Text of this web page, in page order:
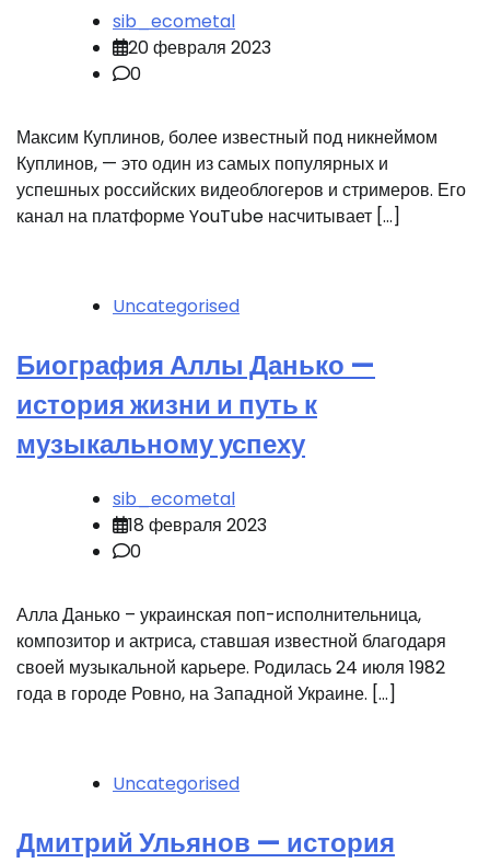
sib_ecometal
20 февраля 2023
0
Максим Куплинов, более известный под никнеймом
Куплинов, — это один из самых популярных и
успешных российских видеоблогеров и стримеров. Его
канал на платформе YouTube насчитывает […]
Uncategorised
Биография Аллы Данько —
история жизни и путь к
музыкальному успеху
sib_ecometal
18 февраля 2023
0
Алла Данько – украинская поп-исполнительница,
композитор и актриса, ставшая известной благодаря
своей музыкальной карьере. Родилась 24 июля 1982
года в городе Ровно, на Западной Украине. […]
Uncategorised
Дмитрий Ульянов — история